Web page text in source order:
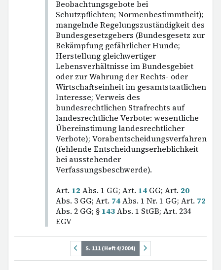
Beobachtungsgebote bei
Schutzpflichten; Normenbestimmtheit);
mangelnde Regelungszuständigkeit des
Bundesgesetzgebers (Bundesgesetz zur
Bekämpfung gefährlicher Hunde;
Herstellung gleichwertiger
Lebensverhältnisse im Bundesgebiet
oder zur Wahrung der Rechts- oder
Wirtschaftseinheit im gesamtstaatlichen
Interesse; Verweis des
bundesrechtlichen Strafrechts auf
landesrechtliche Verbote: wesentliche
Übereinstimung landesrechtlicher
Verbote); Vorabentscheidungsverfahren
(fehlende Entscheidungserheblichkeit
bei ausstehender
Verfassungsbeschwerde).
Art. 12 Abs. 1 GG; Art. 14 GG; Art. 20
Abs. 3 GG; Art. 74Abs. 1 Nr. 1 GG; Art. 72
Abs. 2 GG; § 143Abs. 1 StGB; Art. 234
EGV
S. 111 (Heft 4/2004)